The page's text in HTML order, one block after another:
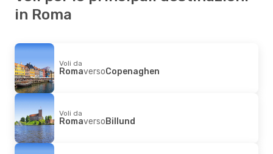
in Roma
Voli da
RomaversoCopenaghen
Voli da
RomaversoBillund